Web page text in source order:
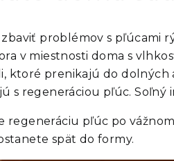
zbaviť problémov s pľúcami
v miestnosti doma s
ktoré prenikajú do
s regeneráciou pľúc.
regeneráciu pľúc po
spät do formy.